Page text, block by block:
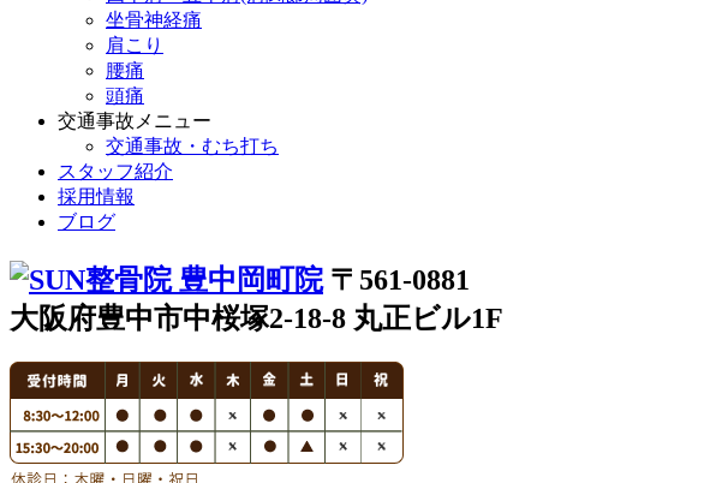
坐骨神経痛
肩こり
腰痛
頭痛
交通事故メニュー
交通事故・むち打ち
スタッフ紹介
採用情報
ブログ
〒561-0881
大阪府豊中市中桜塚2-18-8 丸正ビル1F